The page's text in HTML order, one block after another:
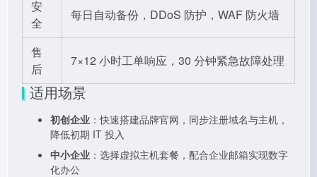
安
全
每日自动备份，DDoS 防护，WAF 防火墙
售
后
7×12 小时工单响应，30 分钟紧急故障处理
适用场景
初创企业 ：快速搭建品牌官网，同步注册域名与主机，
降低初期 IT 投入
中小企业 ：选择虚拟主机套餐，配合企业邮箱实现数字
化办公